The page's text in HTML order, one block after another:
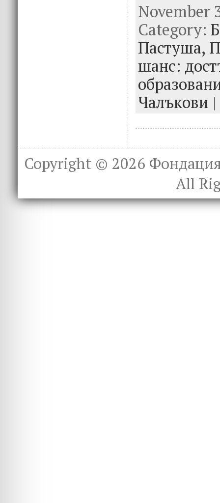
e
b
o
o
k
it
te
r
k
e
dI
n
November
Category:
Пастуша,
шанс:
Чалъкови |
Copyright © 2026
All